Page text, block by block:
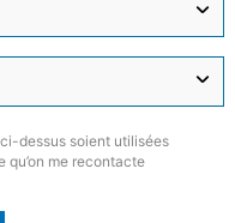
dessus soient utilisées
qu’on me recontacte